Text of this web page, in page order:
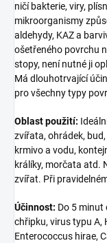
ničí bakterie, viry,
mikroorganismy
aldehydy, KAZ a
ošetřeného povrchu
stopy, není nutné ji
Má dlouhotrvající
pro všechny typy
Oblast použití:
zvířata, ohrádek,
krmivo a vodu,
králíky, morčata atd.
zvířat. Při
Účinnost: Do 5 minut
chřipku, virus typu A,
Enterococcus hirae,